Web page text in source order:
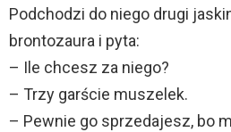
Podchodzi do niego drugi
brontozaura i pyta:
– Ile chcesz za niego?
– Trzy garście muszelek.
– Pewnie go sprzedajesz, bo